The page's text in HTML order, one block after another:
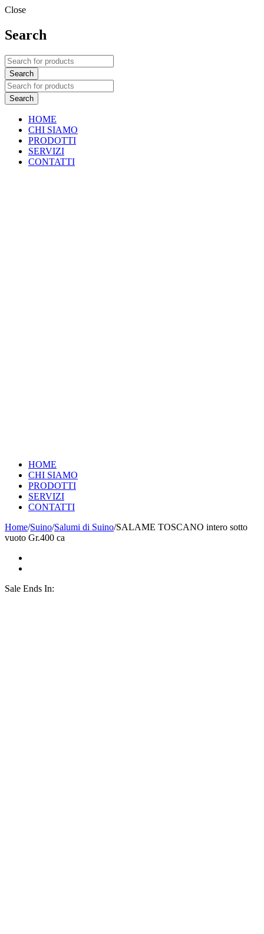
Close
Search
HOME
CHI SIAMO
PRODOTTI
SERVIZI
CONTATTI
HOME
CHI SIAMO
PRODOTTI
SERVIZI
CONTATTI
Home/Suino/Salumi di Suino/SALAME TOSCANO intero sotto
vuoto Gr.400 ca
Sale Ends In: